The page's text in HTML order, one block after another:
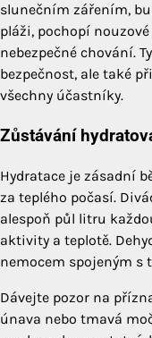
slunečním zářením,
pláži, pochopí
nebezpečné chování.
bezpečnost, ale také
všechny účastníky.
Zůstávání
Hydratace je zásadní
za teplého počasí.
alespoň půl litru
aktivity a teplotě.
nemocem spojeným s
Dávejte pozor na
únava nebo tmavá